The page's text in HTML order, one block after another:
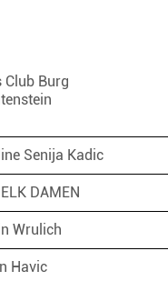
Club Burg
Senija Kadic
DAMEN
Wrulich
Havic